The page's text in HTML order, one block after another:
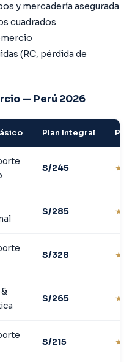
y mercadería asegurada
cuadrados
(RC, pérdida de
— Perú 2026
Plan Integral
S/245
S/285
S/328
S/265
S/215